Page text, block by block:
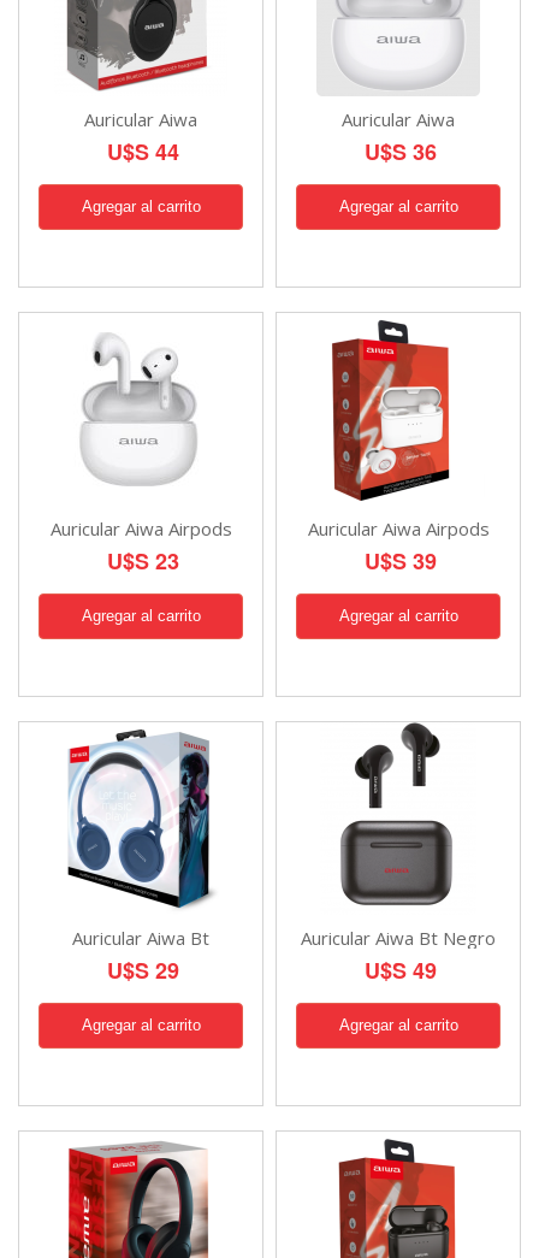
Auricular Aiwa
U$S 44
Auricular Aiwa
U$S 36
Auricular Aiwa Airpods
U$S 23
Auricular Aiwa Airpods
U$S 39
Auricular Aiwa Bt
U$S 29
Auricular Aiwa Bt Negro
U$S 49